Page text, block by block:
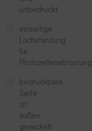
unbedruckt
einseitige
Lochstanzung
für
Photozellenabtastung
bedruckbare
Seite
ist
außen
gewickelt